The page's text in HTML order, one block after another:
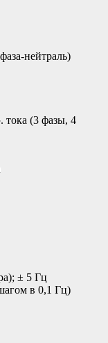
нейтраль)
тока (3 фазы, 4
± 5 Гц
в 0,1 Гц)